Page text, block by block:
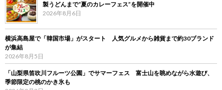
製うどんまで“夏のカレーフェス”を開催中
2026年8月6日
横浜高島屋で「韓国市場」がスタート 人気グルメから雑貨まで約30ブランド
が集結
2026年8月5日
「山梨県笛吹川フルーツ公園」でサマーフェス 富士山を眺めながら水遊び、
季節限定の桃のかき氷も